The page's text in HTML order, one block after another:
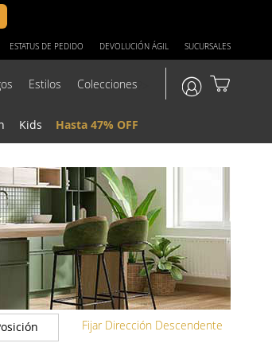
ESTATUS DE PEDIDO DEVOLUCIÓN ÁGIL SUCURSALES
Estilos Colecciones
Kids Hasta 47% OFF
Fijar Dirección Descendente